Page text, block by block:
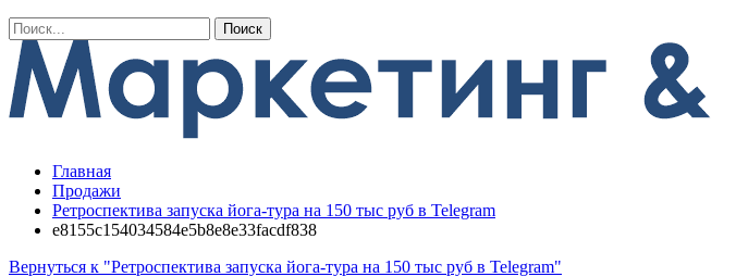
Главная
Продажи
Ретроспектива запуска йога-тура на 150 тыс руб в Telegram
e8155c154034584e5b8e8e33facdf838
Вернуться к "Ретроспектива запуска йога-тура на 150 тыс руб в Telegram"